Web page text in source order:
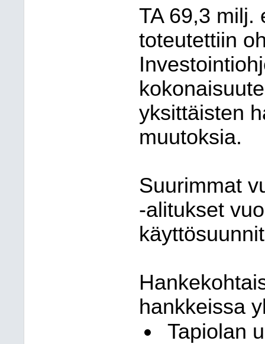
TA 69,3 milj.
toteutettiin
yksittäisten
muutoksia.
Suurimmat
-alitukset
hankkeissa
Tapiolan